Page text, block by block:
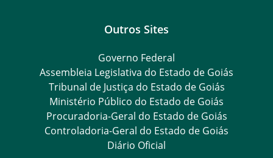
Outros Sites
Governo Federal
Assembleia Legislativa do Estado de Goiás
Tribunal de Justiça do Estado de Goiás
Ministério Público do Estado de Goiás
Procuradoria-Geral do Estado de Goiás
Controladoria-Geral do Estado de Goiás
Diário Oficial